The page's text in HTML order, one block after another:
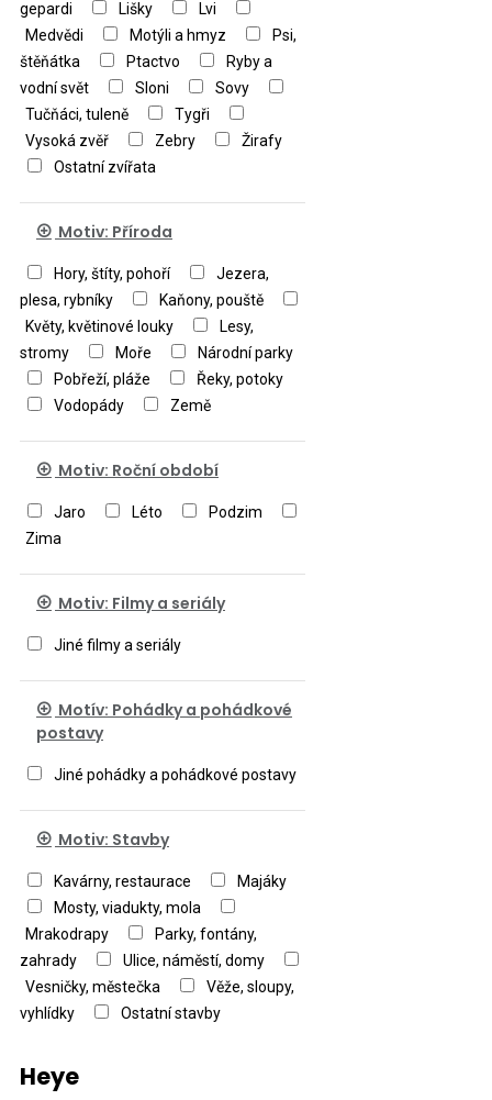
gepardi Lišky
Lvi
Medvědi
Motýli a hmyz
Psi,
štěňátka
Ptactvo
Ryby a
vodní svět
Sloni
Sovy
Tučňáci, tuleně
Tygři
Vysoká zvěř
Zebry
Žirafy
Ostatní zvířata
Motiv: Příroda
Hory, štíty, pohoří
Jezera,
plesa, rybníky
Kaňony, pouště
Květy, květinové louky
Lesy,
stromy
Moře
Národní parky
Pobřeží, pláže
Řeky, potoky
Vodopády
Země
Motiv: Roční období
Jaro Léto
Podzim
Zima
Motiv: Filmy a seriály
Jiné filmy a seriály
Motív: Pohádky a pohádkové
postavy
Jiné pohádky a pohádkové postavy
Motiv: Stavby
Kavárny, restaurace
Majáky
Mosty, viadukty, mola
Mrakodrapy
Parky, fontány,
zahrady
Ulice, náměstí, domy
Vesničky, městečka
Věže, sloupy,
vyhlídky
Ostatní stavby
Heye